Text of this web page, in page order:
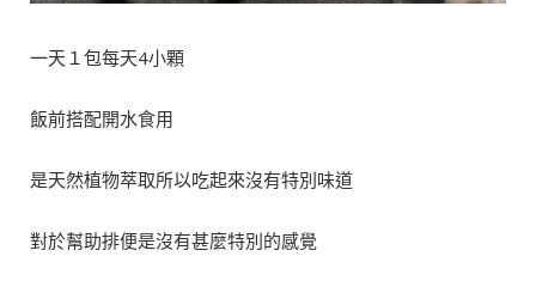
一天１包每天4小顆
飯前搭配開水食用
是天然植物萃取所以吃起來沒有特別味道
對於幫助排便是沒有甚麼特別的感覺